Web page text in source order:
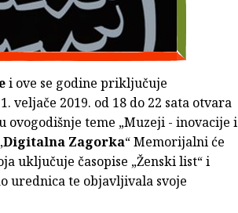
i ove se godine priključuje
veljače 2019. od 18 do 22 sata otvara
teme „Muzeji - inovacije i
Digitalna Zagorka“ Memorijalni će
uključuje časopise „Ženski list“ i
urednica te objavljivala svoje